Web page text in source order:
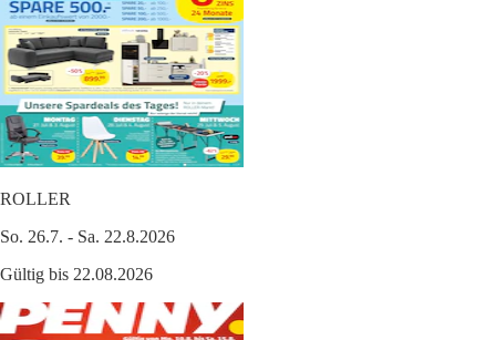
ROLLER
So. 26.7. - Sa. 22.8.2026
Gültig bis 22.08.2026